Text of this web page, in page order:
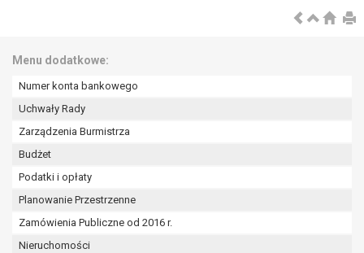
Menu dodatkowe:
Numer konta bankowego
Uchwały Rady
Zarządzenia Burmistrza
Budżet
Podatki i opłaty
Planowanie Przestrzenne
Zamówienia Publiczne od 2016 r.
Nieruchomości